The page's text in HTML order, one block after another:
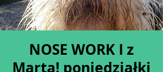
NOSE WORK I z
Martą! poniedziałki